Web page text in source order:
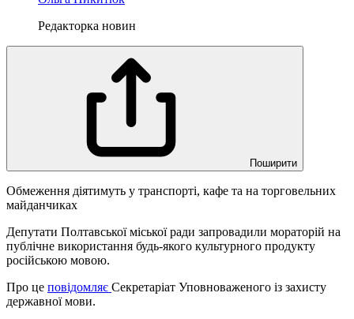
Редакторка новин
Поширити
Обмеження діятимуть у транспорті, кафе та на торговельних
майданчиках
Депутати Полтавської міської ради запровадили мораторій на
публічне використання будь-якого культурного продукту
російською мовою.
Про це повідомляє Секретаріат Уповноваженого із захисту
державної мови.